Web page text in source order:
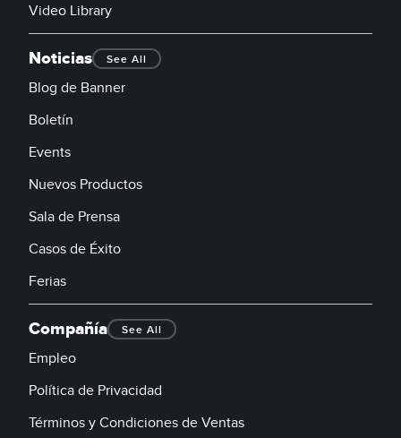
Video Library
Noticias See All
Blog de Banner
Boletín
Events
Nuevos Productos
Sala de Prensa
Casos de Éxito
Ferias
Compañía See All
Empleo
Política de Privacidad
Términos y Condiciones de Ventas